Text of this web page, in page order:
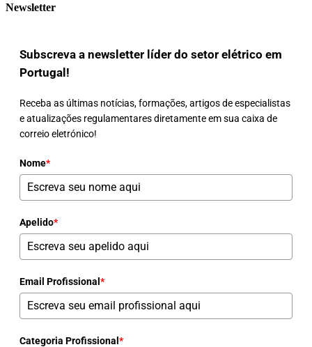
Newsletter
Subscreva a newsletter líder do setor elétrico em
Portugal!
Receba as últimas notícias, formações, artigos de especialistas
e atualizações regulamentares diretamente em sua caixa de
correio eletrónico!
Nome*
Apelido*
Email Profissional *
Categoria Profissional *